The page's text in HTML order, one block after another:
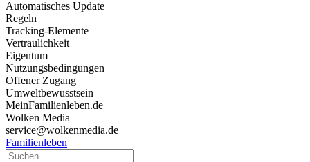
Automatisches Update
Regeln
Tracking-Elemente
Vertraulichkeit
Eigentum
Nutzungsbedingungen
Offener Zugang
Umweltbewusstsein
MeinFamilienleben.de
Wolken Media
service@wolkenmedia.de
Familienleben